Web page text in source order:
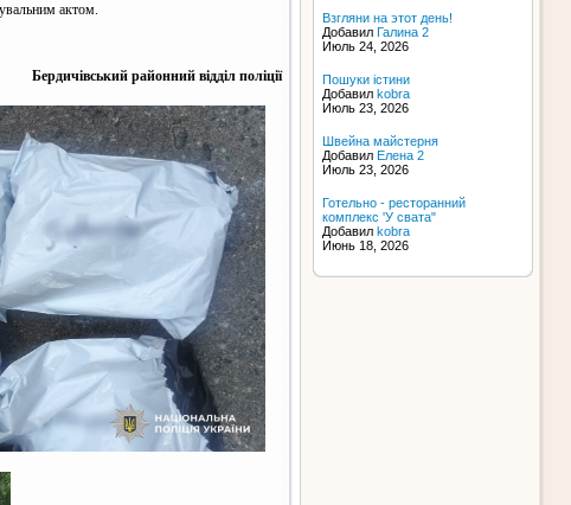
актом.
Бердичівський районний відділ поліції
Взгляни на этот день!
Добавил Галина 2
Июль 24, 2026
Пошуки істини
Добавил kobra
Июль 23, 2026
Швейна майстерня
Добавил Елена 2
Июль 23, 2026
Готельно - ресторанний
комплекс 'У свата"
Добавил kobra
Июнь 18, 2026